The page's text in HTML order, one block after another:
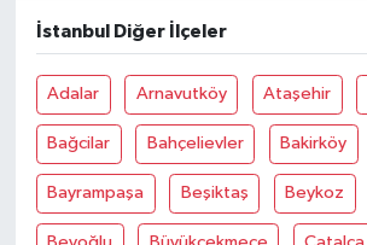
İstanbul Diğer İlçeler
Adalar Arnavutköy Ataşehir
Bağcilar Bahçelievler Bakirköy
Bayrampaşa Beşiktaş Beykoz